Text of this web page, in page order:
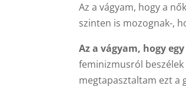
Az a vágyam, hogy a
szinten is mozognak-,
Az a vágyam, hogy
feminizmusról
megtapasztaltam ezt a